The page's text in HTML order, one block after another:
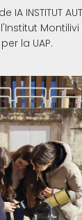
INSTITUT
la UAP.